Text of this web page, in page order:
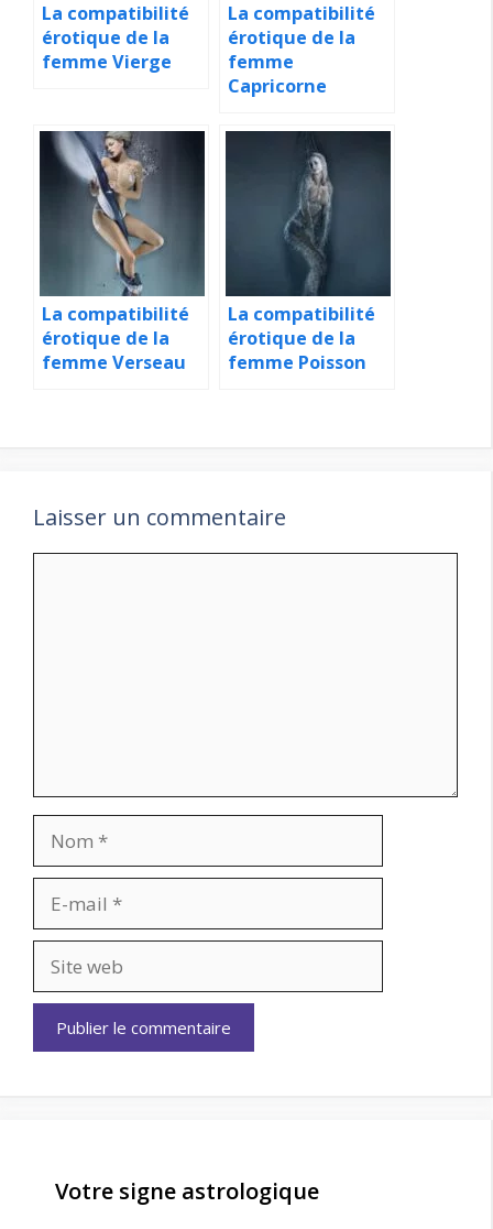
La compatibilité
érotique de la
femme Vierge
La compatibilité
érotique de la
femme
Capricorne
La compatibilité
érotique de la
femme Verseau
La compatibilité
érotique de la
femme Poisson
Laisser un commentaire
mail
web
Votre signe astrologique